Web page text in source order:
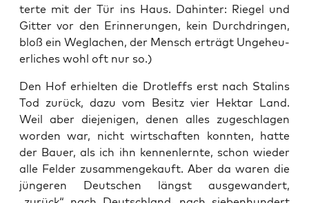
ter­te mit der Tür ins Haus. Dahin­ter: Rie­gel und
Git­ter vor den Erin­ne­run­gen, kein Durch­drin­gen,
bloß ein Weg­la­chen, der Mensch erträgt Unge­heu­
er­li­ches wohl oft nur so.)
Den Hof erhiel­ten die Drotl­effs erst nach Sta­lins
Tod zurück, dazu vom Besitz vier Hekt­ar Land.
Weil aber die­je­ni­gen, denen alles zuge­schla­gen
wor­den war, nicht wirt­schaf­ten konn­ten, hat­te
der Bau­er, als ich ihn ken­nen­lern­te, schon wie­der
alle Fel­der zusam­men­ge­kauft. Aber da waren die
jün­ge­ren Deut­schen längst aus­ge­wan­dert,